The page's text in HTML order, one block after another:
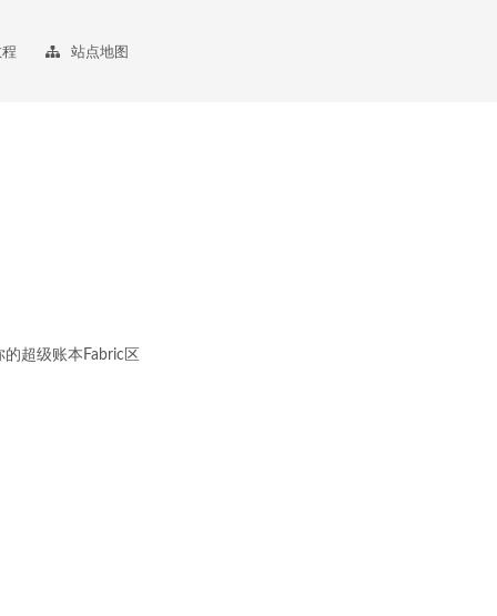
站点地图
超级账本Fabric区